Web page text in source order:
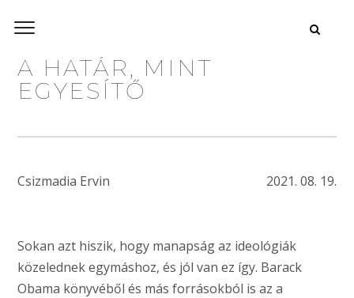
A HATÁR, MINT
EGYESÍTŐ
Csizmadia Ervin 2021. 08. 19.
Sokan azt hiszik, hogy manapság az ideológiák
közelednek egymáshoz, és jól van ez így. Barack
Obama könyvéből és más forrásokból is az a